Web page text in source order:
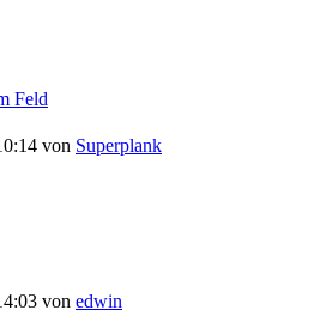
Feld
von Superplank
von edwin